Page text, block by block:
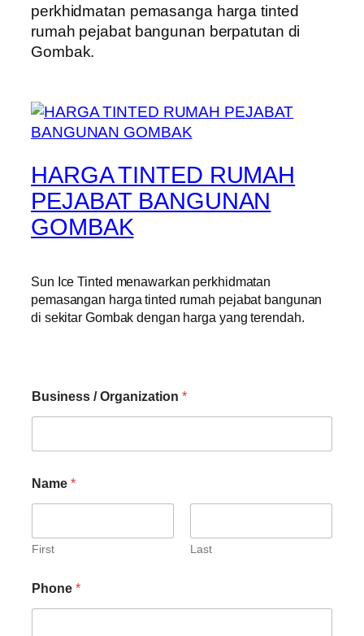
perkhidmatan pemasanga harga tinted
rumah pejabat bangunan berpatutan di
Gombak.
HARGA TINTED RUMAH
PEJABAT BANGUNAN
GOMBAK
Sun Ice Tinted menawarkan perkhidmatan
pemasangan harga tinted rumah pejabat bangunan
di sekitar Gombak dengan harga yang terendah.
Business / Organization *
Name *
First Last
Phone *